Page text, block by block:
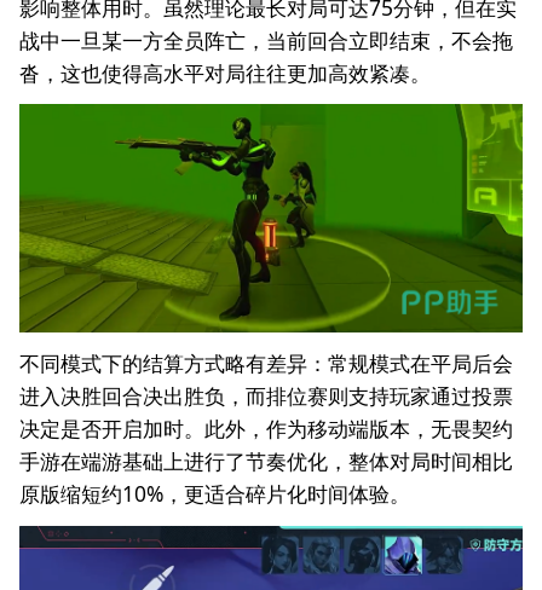
影响整体用时。虽然理论最长对局可达75分钟，但在实
战中一旦某一方全员阵亡，当前回合立即结束，不会拖
沓，这也使得高水平对局往往更加高效紧凑。
不同模式下的结算方式略有差异：常规模式在平局后会
进入决胜回合决出胜负，而排位赛则支持玩家通过投票
决定是否开启加时。此外，作为移动端版本，无畏契约
手游在端游基础上进行了节奏优化，整体对局时间相比
原版缩短约10%，更适合碎片化时间体验。